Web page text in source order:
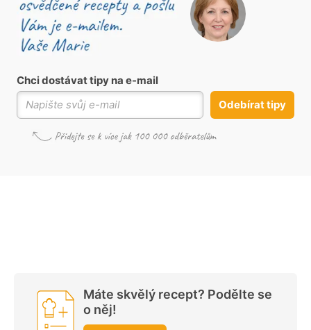
Chci dostávat tipy na e-mail
Odebírat tipy
Máte skvělý recept? Podělte se
o něj!